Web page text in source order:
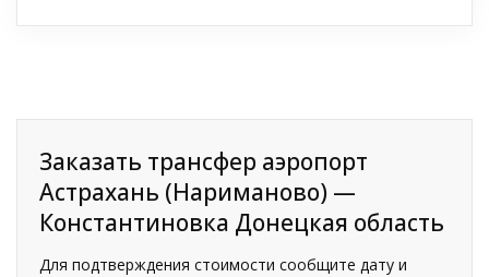
Заказать трансфер аэропорт
Астрахань (Нариманово) —
Константиновка Донецкая область
Для подтверждения стоимости сообщите дату и